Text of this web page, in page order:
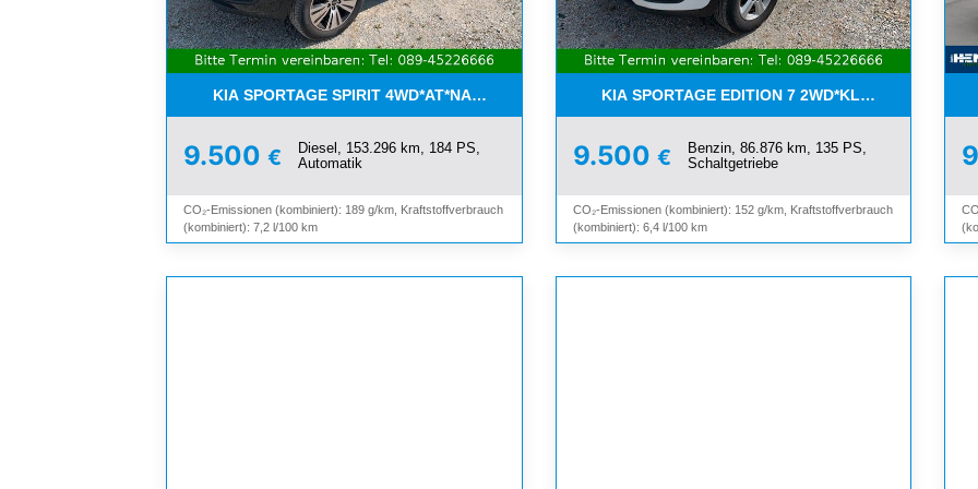
KIA SPORTAGE SPIRIT 4WD*AT*NAVI*8-FACH*KAMERA*ALU*
9.500 €
Diesel, 153.296 km, 184 PS,
Automatik
CO₂-Emissionen (kombiniert): 189 g/km, Kraftstoffverbrauch
(kombiniert): 7,2 l/100 km
KIA SPORTAGE EDITION 7
9.500 €
Benzin, 86.876 km, 135 PS,
Schaltgetriebe
CO₂-Emissionen (kombiniert): 152 g/km, Kraftstoffverbrauch
(kombiniert): 6,4 l/100 km